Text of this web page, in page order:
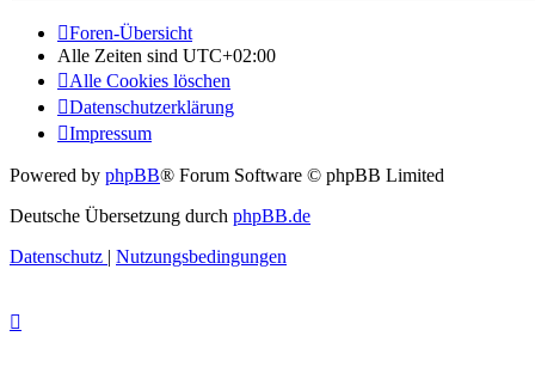
Foren-Übersicht
Alle Zeiten sind UTC+02:00
Alle Cookies löschen
Datenschutzerklärung
Impressum
Powered by phpBB® Forum Software © phpBB Limited
Deutsche Übersetzung durch phpBB.de
Datenschutz | Nutzungsbedingungen